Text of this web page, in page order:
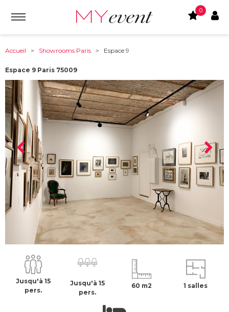
0
Accueil > Showrooms Paris > Espace 9
Espace 9 Paris 75009
Paris À partir de :
400 € H.T
Jusqu'à 15
pers.
Jusqu'à 15
pers.
60 m2 1 salles